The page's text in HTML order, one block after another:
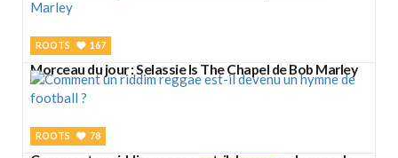
ROOTS 167
Morceau du jour : Selassie Is The Chapel de Bob Marley
ROOTS 78